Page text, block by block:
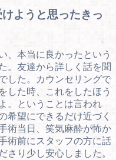
ようと思ったきっ
、本当に良かったという
。友達から詳しく話を聞
した。カウンセリングで
した時、これをしたほう
。ということは言われ
希望にできるだけ近づく
術当日、笑気麻酔が怖か
術前にスタッフの方に話
さり少し安心しました。